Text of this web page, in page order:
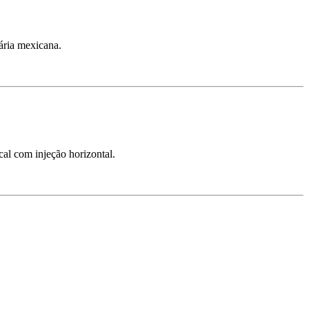
mexicana.
com injeção horizontal.